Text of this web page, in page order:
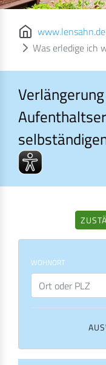
www.lensahn.de
Was erledige ich
Verlängerung einer
WOHNORT